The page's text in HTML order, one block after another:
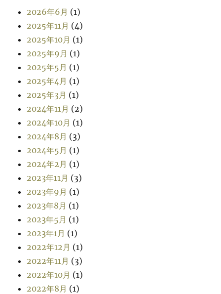
2026年6月 (1)
2025年11月 (4)
2025年10月 (1)
2025年9月 (1)
2025年5月 (1)
2025年4月 (1)
2025年3月 (1)
2024年11月 (2)
2024年10月 (1)
2024年8月 (3)
2024年5月 (1)
2024年2月 (1)
2023年11月 (3)
2023年9月 (1)
2023年8月 (1)
2023年5月 (1)
2023年1月 (1)
2022年12月 (1)
2022年11月 (3)
2022年10月 (1)
2022年8月 (1)